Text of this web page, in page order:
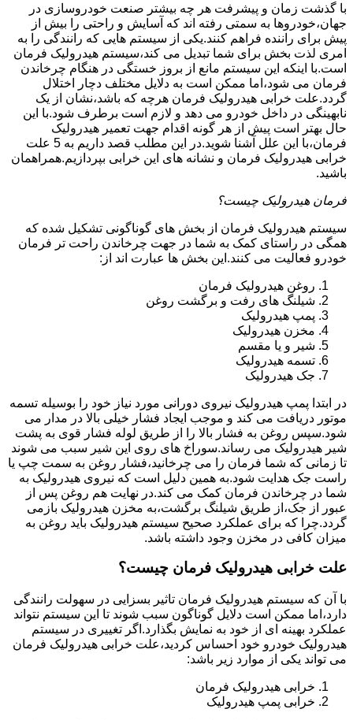
با گذشت زمان و پیشرفت هر چه بیشتر صنعت خودروسازی در
جهان،خودروها به سمتی رفته اند که آسایش و راحتی را بیش از
پیش برای راننده فراهم کنند.یکی از سیستم هایی که رانندگی را به
امری لذت بخش برای شما تبدیل می کند،سیستم هیدرولیک فرمان
است.با اینکه این سیستم مانع از بروز خستگی در هنگام چرخاندن
فرمان می شود،اما ممکن است به دلایل مختلف دچار اختلال
گردد.علت خرابی هیدرولیک فرمان هرچه که باشد،نشان از یک
نابهینگی در داخل خودرو می دهد و لازم است برطرف شود.با این
حال بهتر است پیش از هر گونه اقدام جهت تعمیر هیدرولیک
فرمان،با این علل آشنا شوید.در این مطلب قصد داریم به 5 علت
خرابی هیدرولیک فرمان و نشانه های این خرابی بپردازیم.همراهمان
باشید.
فرمان هیدرولیک چیست؟
سیستم هیدرولیک فرمان از بخش های گوناگونی تشکیل شده که
همگی در راستای کمک به شما در جهت چرخاندن راحت تر فرمان
خودرو فعالیت می کنند.این بخش ها عبارت اند از:
روغن هیدرولیک فرمان
شیلنگ های رفت و برگشت روغن
پمپ هیدرولیک
مخزن هیدرولیک
شیر و یا مقسم
تسمه هیدرولیک
جک هیدرولیک
در ابتدا پمپ هیدرولیک نیروی دورانی مورد نیاز خود را بوسیله تسمه
موتور دریافت می کند و موجب ایجاد فشار خیلی بالا در مدار می
شود.سپس روغن به فشار بالا را از طریق لوله فشار قوی به پشت
شیر هیدرولیک می رساند.سوراخ های روی این شیر سبب می شوند
تا زمانی که شما فرمان را می چرخانید،فشار روغن به سمت چپ یا
راست جک هدایت شود.به همین دلیل است که نیروی هیدرولیک به
شما در چرخاندن فرمان کمک می کند.در نهایت هم روغن پس از
عبور از جک،از طریق شیلنگ برگشت،به مخزن هیدرولیک بازمی
گردد.چرا که برای عملکرد صحیح سیستم هیدرولیک باید روغن به
میزان کافی در مخزن وجود داشته باشد.
علت خرابی هیدرولیک فرمان چیست؟
با آن که سیستم هیدرولیک فرمان تاثیر بسزایی در سهولت رانندگی
دارد،اما ممکن است دلایل گوناگون سبب شوند تا این سیستم نتواند
عملکرد بهینه ای از خود به نمایش بگذارد.اگر تغییری در سیستم
هیدرولیک خودرو خود احساس کردید،علت خرابی هیدرولیک فرمان
می تواند یکی از موارد زیر باشد:
خرابی هیدرولیک فرمان
خرابی پمپ هیدرولیک